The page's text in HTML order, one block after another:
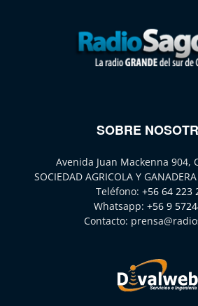
SOBRE
Avenida Juan Mackenna 904,
SOCIEDAD AGRICOLA Y
Teléfono: +56 64 223
Whatsapp: +56 9
Contacto: